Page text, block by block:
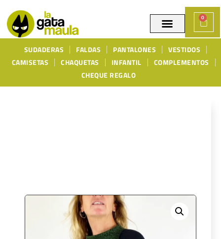
0
SUDADERAS FALDAS PANTALONES
VESTIDOS
CAMISETAS
CHAQUETAS INFANTIL
COMPLEMENTOS
CHEQUE REGALO